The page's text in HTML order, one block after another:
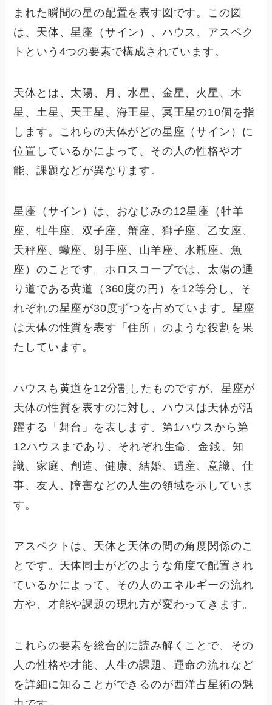
まれた瞬間の星の配置を表す図です。この図
は、天体、星座（サイン）、ハウス、アスペク
トという4つの要素で構成されています。
天体とは、太陽、月、水星、金星、火星、木
星、土星、天王星、海王星、冥王星の10個を指
します。これらの天体がどの星座（サイン）に
位置しているかによって、その人の性格や才
能、課題などが異なります。
星座（サイン）は、おなじみの12星座（牡羊
座、牡牛座、双子座、蟹座、獅子座、乙女座、
天秤座、蠍座、射手座、山羊座、水瓶座、魚
座）のことです。ホロスコープでは、太陽の通
り道である黄道（360度の円）を12等分し、そ
れぞれの星座が30度ずつを占めています。星座
は天体の性質を表す「住所」のような役割を果
たしています。
ハウスも黄道を12分割したものですが、星座が
天体の性質を表すのに対し、ハウスは天体が活
躍する「舞台」を表します。第1ハウスから第
12ハウスまであり、それぞれ生命、金銭、知
識、家庭、創造、健康、結婚、遺産、意識、仕
事、友人、障害などの人生の領域を示していま
す。
アスペクトは、天体と天体の間の角度関係のこ
とです。天体同士がどのような角度で配置され
ているかによって、その人のエネルギーの流れ
方や、才能や課題の現れ方が変わってきます。
これらの要素を総合的に読み解くことで、その
人の性格や才能、人生の課題、運命の流れなど
を詳細に知ることができるのが西洋占星術の魅